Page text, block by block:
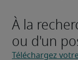
À la
ou d'un
Téléchargez